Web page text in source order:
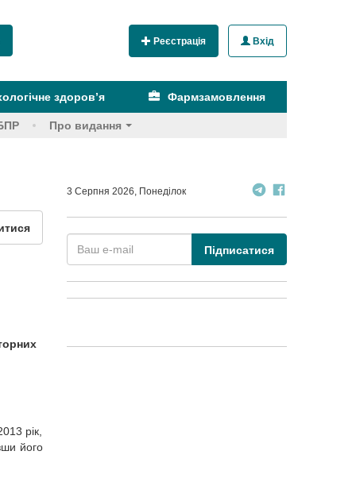
Реєстрація Вхід
здоров’я Фармзамовлення
Про видання
рік,
його
3 Серпня 2026, Понеділок
Підписатися